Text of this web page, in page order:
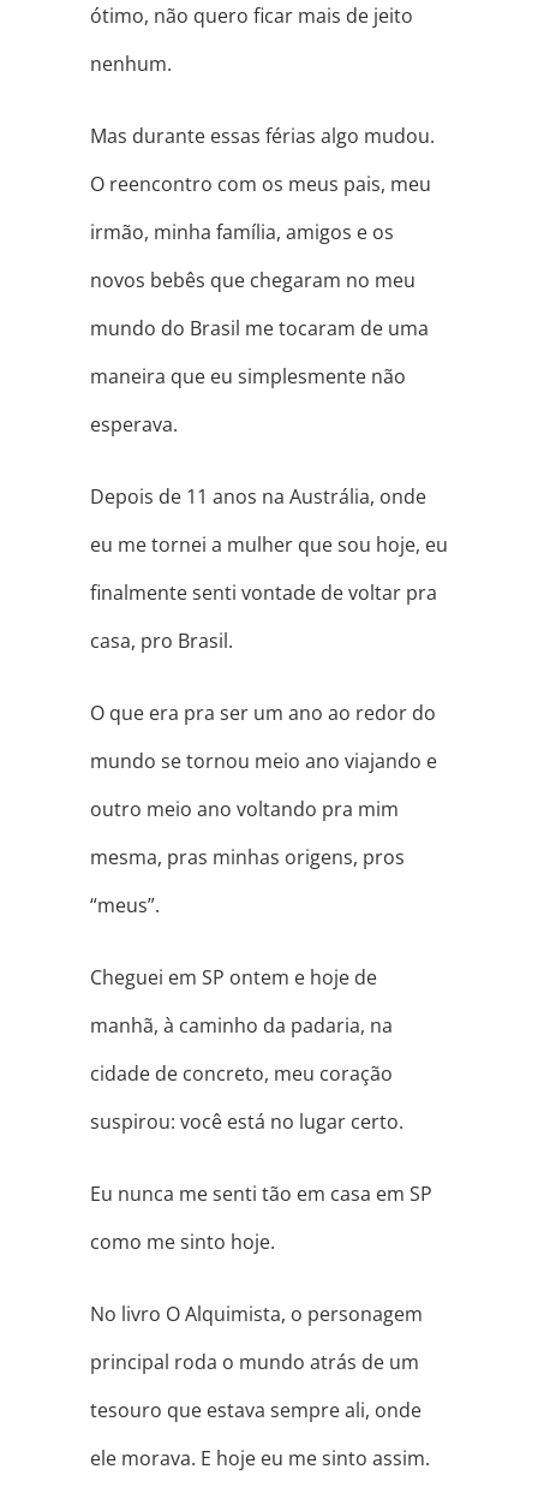
ótimo, não quero ficar mais de jeito
nenhum.
Mas durante essas férias algo mudou.
O reencontro com os meus pais, meu
irmão, minha família, amigos e os
novos bebês que chegaram no meu
mundo do Brasil me tocaram de uma
maneira que eu simplesmente não
esperava.
Depois de 11 anos na Austrália, onde
eu me tornei a mulher que sou hoje, eu
finalmente senti vontade de voltar pra
casa, pro Brasil.
O que era pra ser um ano ao redor do
mundo se tornou meio ano viajando e
outro meio ano voltando pra mim
mesma, pras minhas origens, pros
“meus”.
Cheguei em SP ontem e hoje de
manhã, à caminho da padaria, na
cidade de concreto, meu coração
suspirou: você está no lugar certo.
Eu nunca me senti tão em casa em SP
como me sinto hoje.
No livro O Alquimista, o personagem
principal roda o mundo atrás de um
tesouro que estava sempre ali, onde
ele morava. E hoje eu me sinto assim.